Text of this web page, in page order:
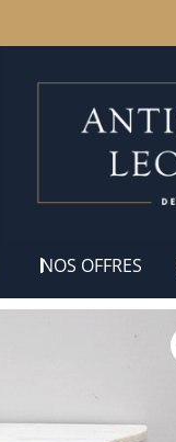
NOS OFFRES